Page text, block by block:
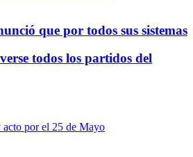
que por todos sus sistemas
todos los partidos del